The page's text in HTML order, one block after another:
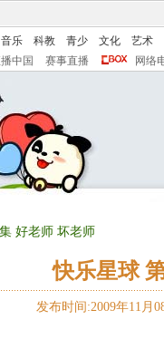
音乐 科教 青少 文化
艺术
中国 赛事直播 网络
好老师 坏老师
快乐星球
发布时间:2009年11月